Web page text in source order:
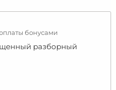
бонусами
разборный